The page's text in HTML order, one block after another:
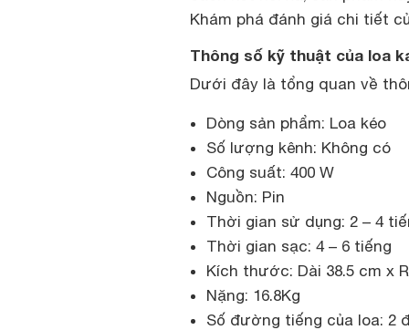
Khám phá đánh giá chi tiết
Thông số kỹ thuật của loa
Dưới đây là tổng quan về
Dòng sản phẩm: Loa kéo
Số lượng kênh: Không có
Công suất: 400 W
Nguồn: Pin
Thời gian sử dụng: 2 – 4
Thời gian sạc: 4 – 6 tiếng
Kích thước: Dài 38.5 cm x
Nặng: 16.8Kg
Số đường tiếng của loa: 2